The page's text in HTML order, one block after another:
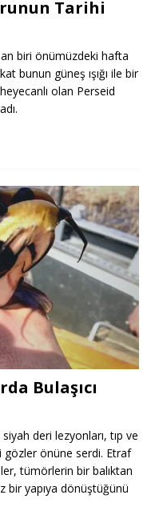
Tarihi
biri önümüzdeki hafta
bunun güneş ışığı ile bir
olan Perseid
Bulaşıcı
deri lezyonları, tıp ve
gözler önüne serdi. Etraf
tümörlerin bir balıktan
bir yapıya dönüştüğünü